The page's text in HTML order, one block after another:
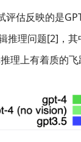
估反映的是
推理问题[2]，
理上有着质的飞